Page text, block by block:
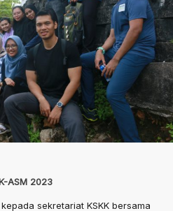
ASM 2023
sekretariat KSKK bersama